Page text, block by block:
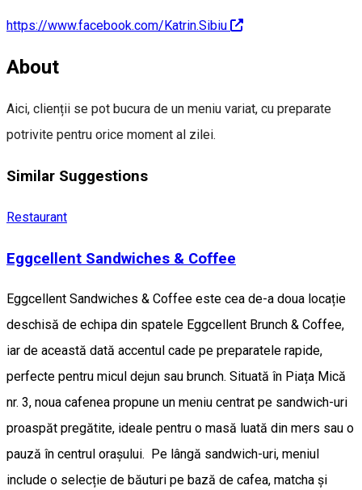
https://www.facebook.com/Katrin.Sibiu
About
Aici, clienții se pot bucura de un meniu variat, cu preparate
potrivite pentru orice moment al zilei.
Similar Suggestions
Restaurant
Eggcellent Sandwiches & Coffee
Eggcellent Sandwiches & Coffee este cea de-a doua locație
deschisă de echipa din spatele Eggcellent Brunch & Coffee,
iar de această dată accentul cade pe preparatele rapide,
perfecte pentru micul dejun sau brunch. Situată în Piața Mică
nr. 3, noua cafenea propune un meniu centrat pe sandwich-uri
proaspăt pregătite, ideale pentru o masă luată din mers sau o
pauză în centrul orașului. Pe lângă sandwich-uri, meniul
include o selecție de băuturi pe bază de cafea, matcha și